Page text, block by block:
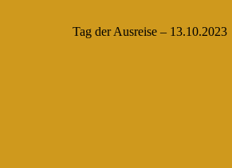
Tag der Ausreise – 13.10.2023